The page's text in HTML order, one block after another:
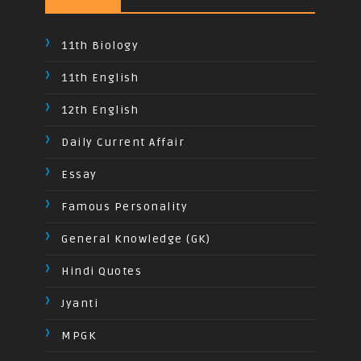
11th Biology
11th English
12th English
Daily Current Affair
Essay
Famous Personality
General Knowledge (GK)
Hindi Quotes
Jyanti
MPGK